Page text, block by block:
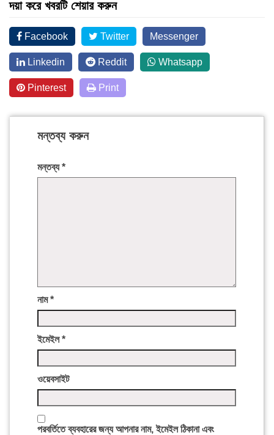
দয়া করে খবরটি শেয়ার করুন
Facebook Twitter Messenger
Linkedin Reddit Whatsapp
Pinterest Print
মন্তব্য করুন
মন্তব্য*
নাম*
ইমেইল*
ওয়েবসাইট
পরবর্তিতে ব্যবহারের জন্য আপনার নাম, ইমেইল ঠিকানা এবং